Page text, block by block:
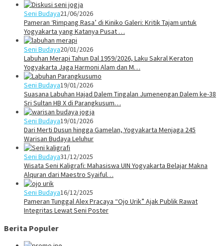
Seni Budaya21/06/2026
Pameran ‘Rimpang Rasa’ di Kiniko Galeri: Kritik Tajam untuk
Yogyakarta yang Katanya Pusat …
Seni Budaya20/01/2026
Labuhan Merapi Tahun Dal 1959/2026, Laku Sakral Keraton
Yogyakarta Jaga Harmoni Alam dan M…
Seni Budaya19/01/2026
Suasana Labuhan Hajad Dalem Tingalan Jumenengan Dalem ke-38
Sri Sultan HB X di Parangkusum…
Seni Budaya19/01/2026
Dari Merti Dusun hingga Gamelan, Yogyakarta Menjaga 245
Warisan Budaya Leluhur
Seni Budaya31/12/2025
Wisata Seni Kaligrafi: Mahasiswa UIN Yogyakarta Belajar Makna
Alquran dari Maestro Syaiful…
Seni Budaya16/12/2025
Pameran Tunggal Alex Pracaya “Ojo Urik” Ajak Publik Rawat
Integritas Lewat Seni Poster
Berita Populer